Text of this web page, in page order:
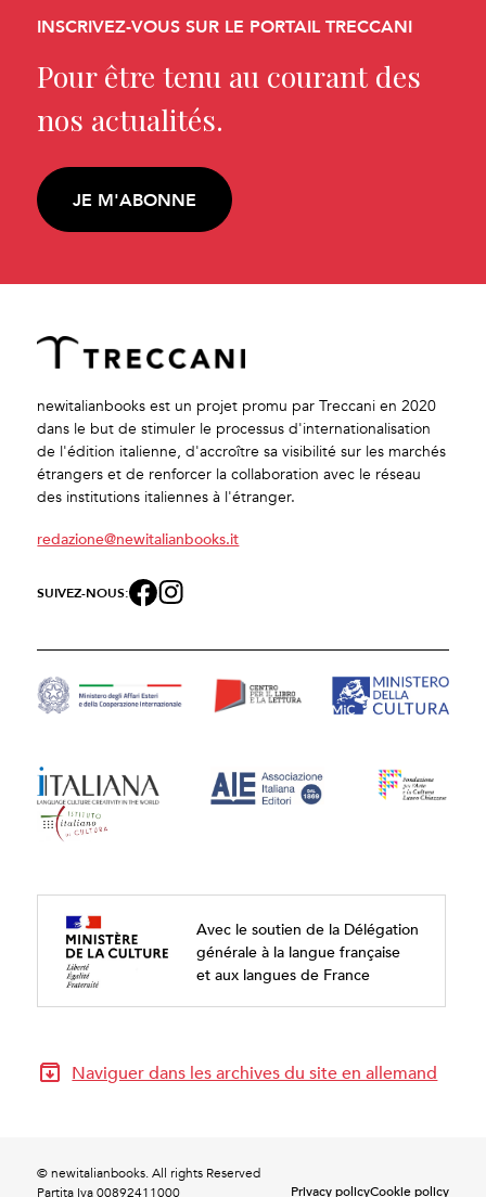
INSCRIVEZ-VOUS SUR LE PORTAIL TRECCANI
Pour être tenu au courant des
nos actualités.
JE M'ABONNE
newitalianbooks est un projet promu par Treccani en 2020
dans le but de stimuler le processus d'internationalisation
de l'édition italienne, d'accroître sa visibilité sur les marchés
étrangers et de renforcer la collaboration avec le réseau
des institutions italiennes à l'étranger.
redazione@newitalianbooks.it
SUIVEZ-NOUS:
Avec le soutien de la Délégation
générale à la langue française
et aux langues de France
Naviguer dans les archives du site en allemand
© newitalianbooks. All rights Reserved
Partita Iva 00892411000
Privacy policyCookie policy